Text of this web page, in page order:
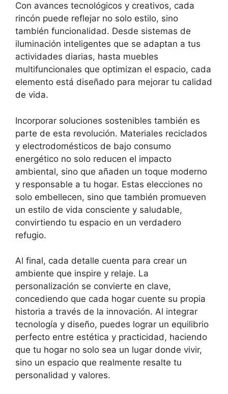
Con avances tecnológicos y creativos, cada
rincón puede reflejar no solo estilo, sino
también funcionalidad. Desde sistemas de
iluminación inteligentes que se adaptan a tus
actividades diarias, hasta muebles
multifuncionales que optimizan el espacio, cada
elemento está diseñado para mejorar tu calidad
de vida.
Incorporar soluciones sostenibles también es
parte de esta revolución. Materiales reciclados
y electrodomésticos de bajo consumo
energético no solo reducen el impacto
ambiental, sino que añaden un toque moderno
y responsable a tu hogar. Estas elecciones no
solo embellecen, sino que también promueven
un estilo de vida consciente y saludable,
convirtiendo tu espacio en un verdadero
refugio.
Al final, cada detalle cuenta para crear un
ambiente que inspire y relaje. La
personalización se convierte en clave,
concediendo que cada hogar cuente su propia
historia a través de la innovación. Al integrar
tecnología y diseño, puedes lograr un equilibrio
perfecto entre estética y practicidad, haciendo
que tu hogar no solo sea un lugar donde vivir,
sino un espacio que realmente resalte tu
personalidad y valores.